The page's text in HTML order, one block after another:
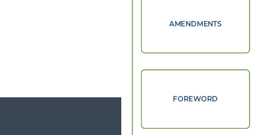
AMENDMENTS
FOREWORD